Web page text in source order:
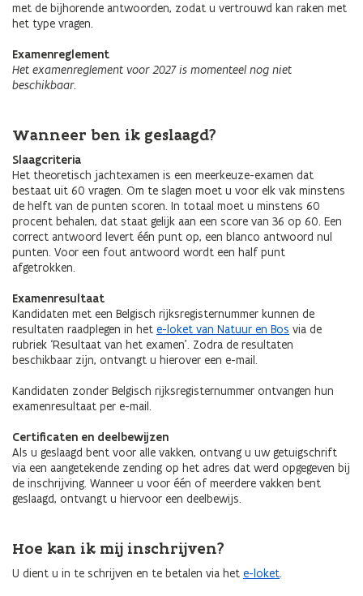
met de bijhorende antwoorden, zodat u vertrouwd kan raken met
het type vragen.
Examenreglement
Het examenreglement voor 2027 is momenteel nog niet
beschikbaar.
Wanneer ben ik geslaagd?
Slaagcriteria
Het theoretisch jachtexamen is een meerkeuze-examen dat
bestaat uit 60 vragen. Om te slagen moet u voor elk vak minstens
de helft van de punten scoren. In totaal moet u minstens 60
procent behalen, dat staat gelijk aan een score van 36 op 60. Een
correct antwoord levert één punt op, een blanco antwoord nul
punten. Voor een fout antwoord wordt een half punt
afgetrokken.
Examenresultaat
Kandidaten met een Belgisch rijksregisternummer kunnen de
resultaten raadplegen in het e-loket van Natuur en Bos via de
rubriek ‘Resultaat van het examen’. Zodra de resultaten
beschikbaar zijn, ontvangt u hierover een e-mail.
Kandidaten zonder Belgisch rijksregisternummer ontvangen hun
examenresultaat per e-mail.
Certificaten en deelbewijzen
Als u geslaagd bent voor alle vakken, ontvang u uw getuigschrift
via een aangetekende zending op het adres dat werd opgegeven bij
de inschrijving. Wanneer u voor één of meerdere vakken bent
geslaagd, ontvangt u hiervoor een deelbewijs.
Hoe kan ik mij inschrijven?
U dient u in te schrijven en te betalen via het e-loket.